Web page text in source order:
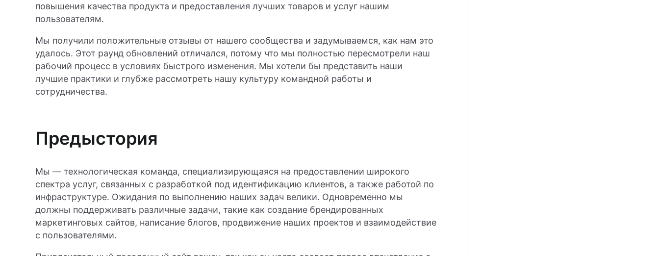
повышения качества продукта и предоставления лучших товаров и услуг нашим
пользователям.
Мы получили положительные отзывы от нашего сообщества и задумываемся, как нам это
удалось. Этот раунд обновлений отличался, потому что мы полностью пересмотрели наш
рабочий процесс в условиях быстрого изменения. Мы хотели бы представить наши
лучшие практики и глубже рассмотреть нашу культуру командной работы и
сотрудничества.
Предыстория
Мы — технологическая команда, специализирующаяся на предоставлении широкого
спектра услуг, связанных с разработкой под идентификацию клиентов, а также работой по
инфраструктуре. Ожидания по выполнению наших задач велики. Одновременно мы
должны поддерживать различные задачи, такие как создание брендированных
маркетинговых сайтов, написание блогов, продвижение наших проектов и взаимодействие
с пользователями.